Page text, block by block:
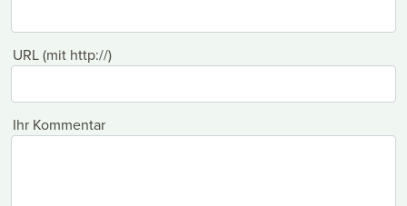
URL (mit http://)
Ihr Kommentar